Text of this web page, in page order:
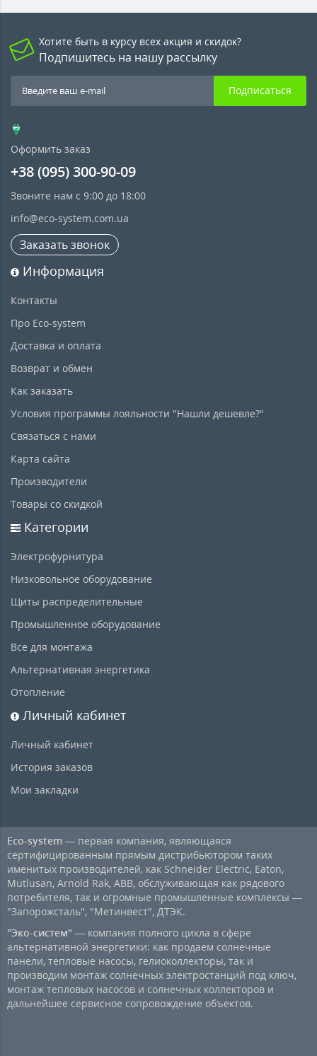
Хотите быть в курсу всех акция и скидок?
Подпишитесь на нашу рассылку
Подписаться
Оформить заказ
+38 (095) 300-90-09
Звоните нам с 9:00 до 18:00
info@eco-system.com.ua
Заказать звонок
Информация
Контакты
Про Eco-system
Доставка и оплата
Возврат и обмен
Как заказать
Условия программы лояльности "Нашли дешевле?"
Связаться с нами
Карта сайта
Производители
Товары со скидкой
Категории
Электрофурнитура
Низковольное оборудование
Щиты распределительные
Промышленное оборудование
Все для монтажа
Альтернативная энергетика
Отопление
Личный кабинет
Личный кабинет
История заказов
Мои закладки
Eco-system — первая компания, являющаяся
сертифицированным прямым дистрибьютором таких
именитых производителей, как Schneider Electric, Eaton,
Mutlusan, Arnold Rak, ABB, обслуживающая как рядового
потребителя, так и огромные промышленные комплексы —
"Запорожсталь", "Метинвест", ДТЭК.
"Эко-систем" — компания полного цикла в сфере
альтернативной энергетики: как продаем солнечные
панели, тепловые насосы, гелиоколлекторы, так и
производим монтаж солнечных электростанций под ключ,
монтаж тепловых насосов и солнечных коллекторов и
дальнейшее сервисное сопровождение объектов.